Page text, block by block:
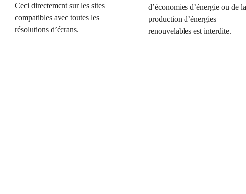
Ceci directement sur les sites
compatibles avec toutes les
résolutions d’écrans.
d’économies d’énergie ou de la
production d’énergies
renouvelables est interdite.